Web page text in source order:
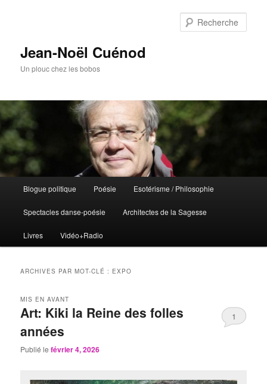
Jean-Noël Cuénod
Un plouc chez les bobos
Aller
au
contenu
principal
Aller
au
contenu
secondaire
Blogue politique Poésie Esotérisme / Philosophie
Spectacles danse-poésie Architectes de la Sagesse
Livres Vidéo+Radio
ARCHIVES PAR MOT-CLÉ : EXPO
Art: Kiki la Reine des folles
années
MIS EN AVANT
Publié lefévrier 4, 2026
1